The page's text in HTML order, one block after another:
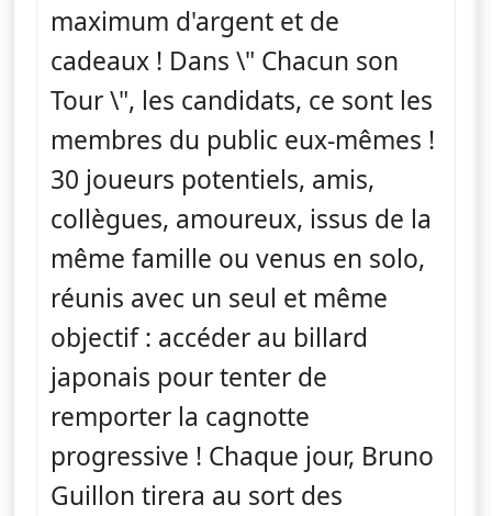
maximum d'argent et de
cadeaux ! Dans \" Chacun son
Tour \", les candidats, ce sont les
membres du public eux-mêmes !
30 joueurs potentiels, amis,
collègues, amoureux, issus de la
même famille ou venus en solo,
réunis avec un seul et même
objectif : accéder au billard
japonais pour tenter de
remporter la cagnotte
progressive ! Chaque jour, Bruno
Guillon tirera au sort des